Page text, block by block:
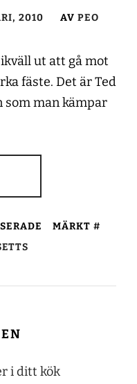
2010 AV PEO
ut att gå mot
fäste. Det är Ted
som man kämpar
MÄRKT
i ditt kök